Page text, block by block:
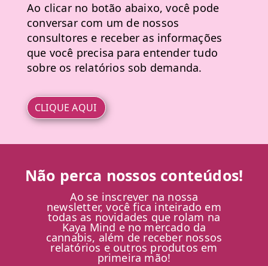
Ao clicar no botão abaixo, você pode
conversar com um de nossos
consultores e receber as informações
que você precisa para entender tudo
sobre os relatórios sob demanda.
CLIQUE AQUI
Não perca nossos conteúdos!
Ao se inscrever na nossa
newsletter, você fica inteirado em
todas as novidades que rolam na
Kaya Mind e no mercado da
cannabis, além de receber nossos
relatórios e outros produtos em
primeira mão!